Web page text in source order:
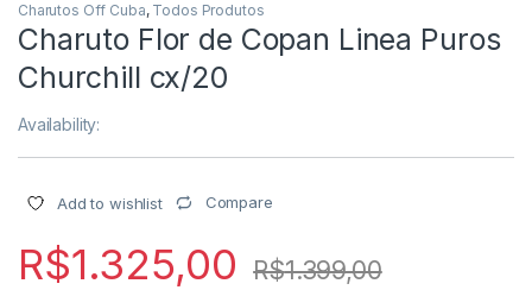
Charutos Off Cuba, Todos Produtos
Charuto Flor de Copan Linea Puros
Churchill cx/20
Availability:
Add to wishlist Compare
R$1.325,00 R$1.399,00